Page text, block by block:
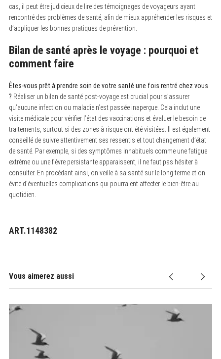
cas, il peut être judicieux de lire des témoignages de voyageurs ayant
rencontré des problèmes de santé, afin de mieux appréhender les risques et
d’appliquer les bonnes pratiques de prévention.
Bilan de santé après le voyage : pourquoi et
comment faire
Êtes-vous prêt à prendre soin de votre santé une fois rentré chez vous
? Réaliser un bilan de santé post-voyage est crucial pour s’assurer
qu’aucune infection ou maladie n’est passée inaperçue. Cela inclut une
visite médicale pour vérifier l’état des vaccinations et évaluer le besoin de
traitements, surtout si des zones à risque ont été visitées. Il est également
conseillé de suivre attentivement ses ressentis et tout changement d’état
de santé. Par exemple, si des symptômes inhabituels comme une fatigue
extrême ou une fièvre persistante apparaissent, il ne faut pas hésiter à
consulter. En procédant ainsi, on veille à sa santé sur le long terme et on
évite d’éventuelles complications qui pourraient affecter le bien-être au
quotidien.
ART.1148382
Vous aimerez aussi